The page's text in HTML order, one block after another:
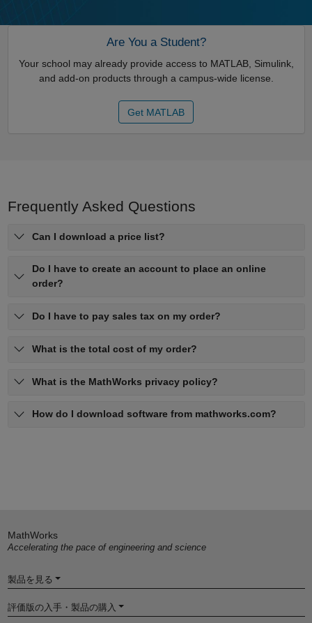
Are You a Student?
Your school may already provide access to MATLAB, Simulink,
and add-on products through a campus-wide license.
Get MATLAB
Frequently Asked Questions
Can I download a price list?
Do I have to create an account to place an online
order?
Do I have to pay sales tax on my order?
What is the total cost of my order?
What is the MathWorks privacy policy?
How do I download software from mathworks.com?
MathWorks
Accelerating the pace of engineering and science
製品を見る
評価版の入手・製品の購入